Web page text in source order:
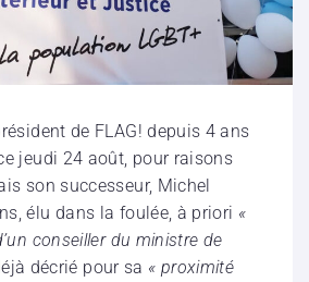
de FLAG! depuis 4 ans
jeudi 24 août, pour raisons
son successeur, Michel
élu dans la foulée, à priori «
conseiller du ministre de
décrié pour sa « proximité